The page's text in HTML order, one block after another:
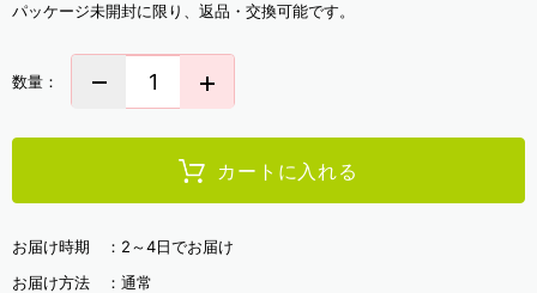
パッケージ未開封に限り、返品・交換可能です。
数量：
カートに入れる
お届け時期 ： 2～4日でお届け
お届け方法 ： 通常